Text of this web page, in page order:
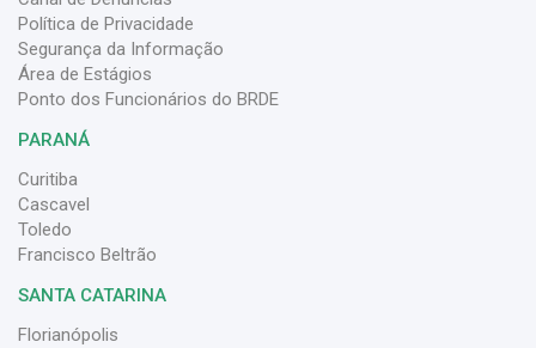
Política de Privacidade
Segurança da Informação
Área de Estágios
Ponto dos Funcionários do BRDE
PARANÁ
Curitiba
Cascavel
Toledo
Francisco Beltrão
SANTA CATARINA
Florianópolis